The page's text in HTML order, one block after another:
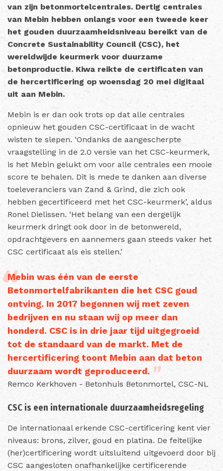
van zijn betonmortelcentrales. Dertig centrales
van Mebin hebben onlangs voor een tweede keer
het gouden duurzaamheidsniveau bereikt van de
Concrete Sustainability Council (CSC), het
wereldwijde keurmerk voor duurzame
betonproductie. Kiwa reikte de certificaten van
de hercertificering op woensdag 20 mei digitaal
uit aan Mebin.
Mebin is er dan ook trots op dat alle centrales
opnieuw het gouden CSC-certificaat in de wacht
wisten te slepen. ‘Ondanks de aangescherpte
vraagstelling in de 2.0 versie van het CSC-keurmerk,
is het Mebin gelukt om voor alle centrales een mooie
score te behalen. Dit is mede te danken aan diverse
toeleveranciers van Zand & Grind, die zich ook
hebben gecertificeerd met het CSC-keurmerk’, aldus
Ronel Dielissen. ‘Het belang van een dergelijk
keurmerk dringt ook door in de betonwereld,
opdrachtgevers en aannemers gaan steeds vaker het
CSC certificaat als eis stellen.’
Mebin was één van de eerste
Betonmortelfabrikanten die het CSC goud
ontving. In 2017 begonnen wij met zeven
bedrijven en nu staan wij op meer dan
honderd. CSC is in drie jaar tijd uitgegroeid
tot de standaard van de markt. Met de
hercertificering toont Mebin aan dat beton
duurzaam wordt geproduceerd.
Remco Kerkhoven - Betonhuis Betonmortel, CSC-NL
CSC is een internationale duurzaamheidsregeling
De internationaal erkende CSC-certificering kent vier
niveaus: brons, zilver, goud en platina. De feitelijke
(her)certificering wordt uitsluitend uitgevoerd door bij
CSC aangesloten onafhankelijke certificerende